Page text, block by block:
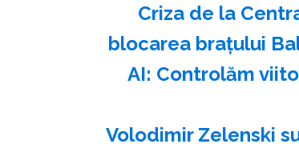
Criza de la
blocarea brațului
AI: Controlăm
Volodimir Zelenski